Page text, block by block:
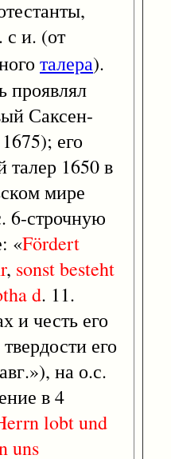
и. (от
талера).
проявлял
Саксен-
его
талер 1650 в
мире
6-строчную
«Fördert
, sonstbesteht
d. 11.
и честь его
его
на о.с.
в 4
lobtund
uns